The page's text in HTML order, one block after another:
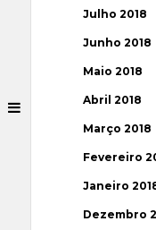
Julho 2018
Junho 2018
Maio 2018
Abril 2018
Março 2018
Fevereiro
Janeiro
Dezembro